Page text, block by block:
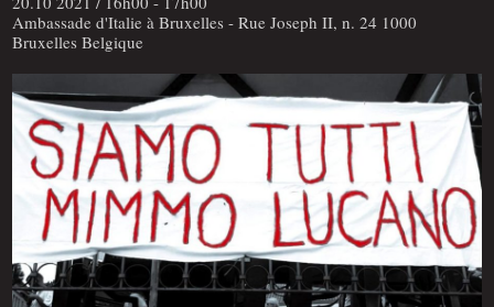
Ambassade d'Italie à Bruxelles - Rue Joseph II, n. 24 1000
Bruxelles Belgique